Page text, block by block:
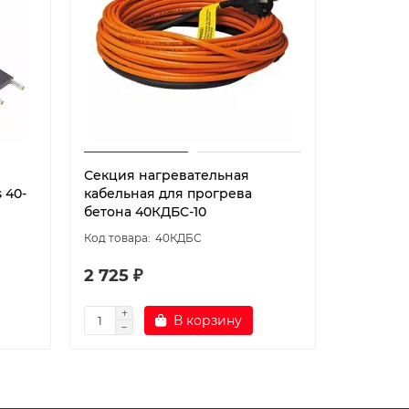
40-
Секция нагревательная
кабельная для прогрева
бетона 40КДБС-10
40КДБС
2 725 ₽
В корзину